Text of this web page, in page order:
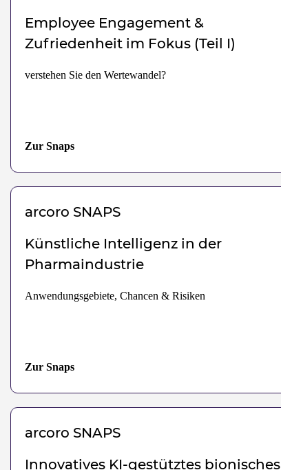
Employee Engagement &
Zufriedenheit im Fokus (Teil I)
verstehen Sie den Wertewandel?
Zur Snaps
arcoro SNAPS
Künstliche Intelligenz in der
Pharmaindustrie
Anwendungsgebiete, Chancen & Risiken
Zur Snaps
arcoro SNAPS
Innovatives KI-gestütztes bionisches